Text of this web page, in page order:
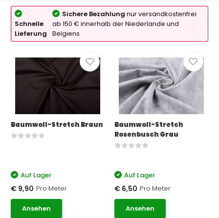
Schnelle
Lieferung
Sichere Bezahlung nur versandkostenfrei
ab 150 € innerhalb der Niederlande und
Belgiens
Baumwoll-Stretch Braun
Auf Lager
€ 9,90 Pro Meter
Ansehen
Baumwoll-Stretch
Rosenbusch Grau
Auf Lager
€ 6,50 Pro Meter
Ansehen